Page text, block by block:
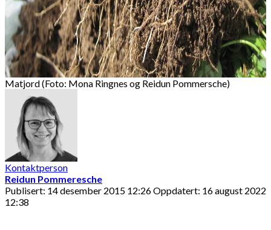
Matjord (Foto: Mona Ringnes og Reidun Pommersche)
Kontaktperson
Reidun Pommeresche
Publisert: 14 desember 2015 12:26Oppdatert: 16 august 2022
12:38